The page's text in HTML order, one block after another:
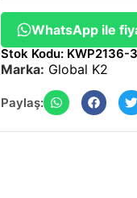
WhatsApp ile
Stok Kodu: KWP2136-
Marka: Global K2
Paylaş: